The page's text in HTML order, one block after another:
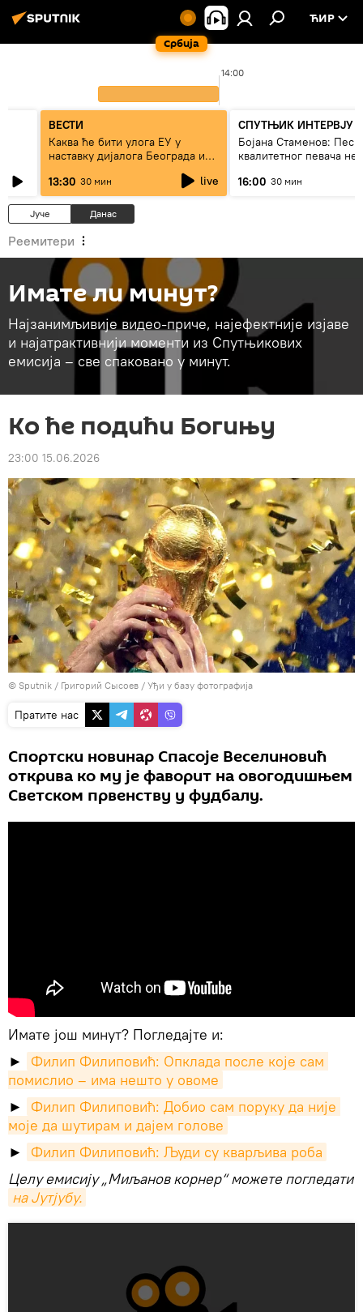
Србија
ЋИР
14:00
ВЕСТИ
Каква ће бити улога ЕУ у
наставку дијалога Београда и
13:30 30 мин live
СПУТЊИК ИНТЕРВЈУ
Бојана Стаменов:
квалитетног певача
16:00 30 мин
Јуче Данас
Реемитери
Имате ли минут?
Најзанимљивије видео-приче, најефектније изјаве
и најатрактивнији моменти из Спутњикових
емисија – све спаковано у минут.
Ко ће подићи Богињу
23:00 15.06.2026
© Sputnik / Григорий Сысоев / Уђи у базу фотографија
Пратите нас
Спортски новинар Спасоје Веселиновић
открива ко му је фаворит на овогодишњем
Светском првенству у фудбалу.
Имате још минут? Погледајте и:
►
Филип Филиповић: Опклада после које сам
помислио – има нешто у овоме
►
Филип Филиповић: Добио сам поруку да није
моје да шутирам и дајем голове
►
Филип Филиповић: Људи су кварљива роба
Целу емисију „Mиљанов корнер“ можете погледати
на Јутјубу.